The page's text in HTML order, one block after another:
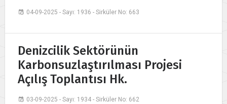
04-09-2025 - Sayı: 1936 - Sirküler No: 663
Denizcilik Sektörünün
Karbonsuzlaştırılması Projesi
Açılış Toplantısı Hk.
03-09-2025 - Sayı: 1934 - Sirküler No: 662